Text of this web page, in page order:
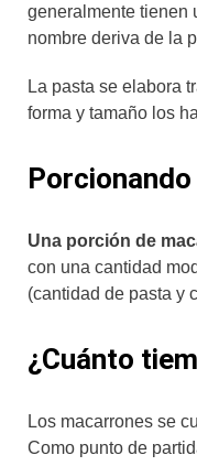
generalmente tienen
nombre deriva de la
La pasta se elabora
forma y tamaño los
Una porción de
con una cantidad
(cantidad de pasta y
¿Cuánto
Los macarrones se
Como punto de